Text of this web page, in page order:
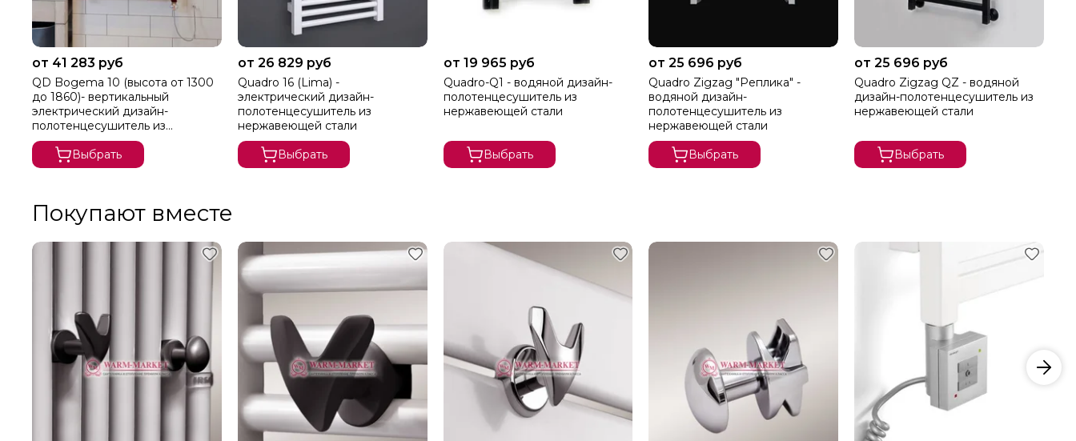
от 41 283 руб
QD Bogema 10 (высота от 1300
до 1860)- вертикальный
электрический дизайн-
полотенцесушитель из
нержавеющей стали
Выбрать
от 26 829 руб
Quadro 16 (Lima) -
электрический дизайн-
полотенцесушитель из
нержавеющей стали
Выбрать
от 19 965 руб
Quadro-Q1 - водяной дизайн-
полотенцесушитель из
нержавеющей стали
Выбрать
от 25 696 руб
Quadro Zigzag "Реплика" -
водяной дизайн-
полотенцесушитель из
нержавеющей стали
Выбрать
от 25 696 руб
Quadro Zigzag QZ - водяной
дизайн-полотенцесушитель из
нержавеющей стали
Выбрать
Покупают вместе